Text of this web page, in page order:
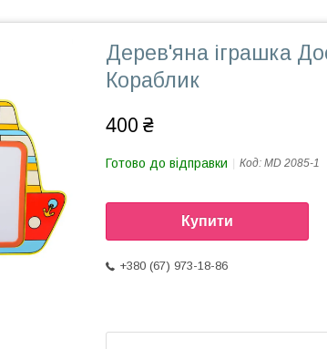
Дерев'яна іграшка
Кораблик
400 ₴
Готово до відправки Код: MD 2085-1
Купити
+380 (67) 973-18-86